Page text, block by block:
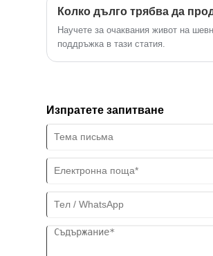
Научете за очаквания живот на
поддръжка в тази статия.
Изпратете запитване